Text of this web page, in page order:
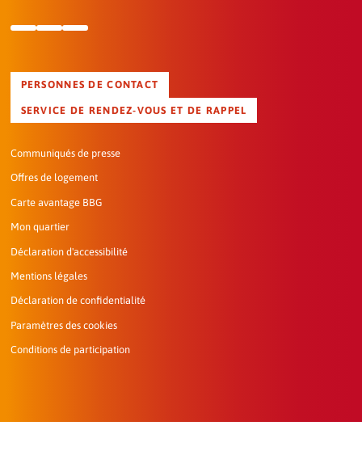
PERSONNES DE CONTACT
SERVICE DE RENDEZ-VOUS ET DE RAPPEL
Communiqués de presse
Offres de logement
Carte avantage BBG
Mon quartier
Déclaration d'accessibilité
Mentions légales
Déclaration de confidentialité
Paramètres des cookies
Conditions de participation